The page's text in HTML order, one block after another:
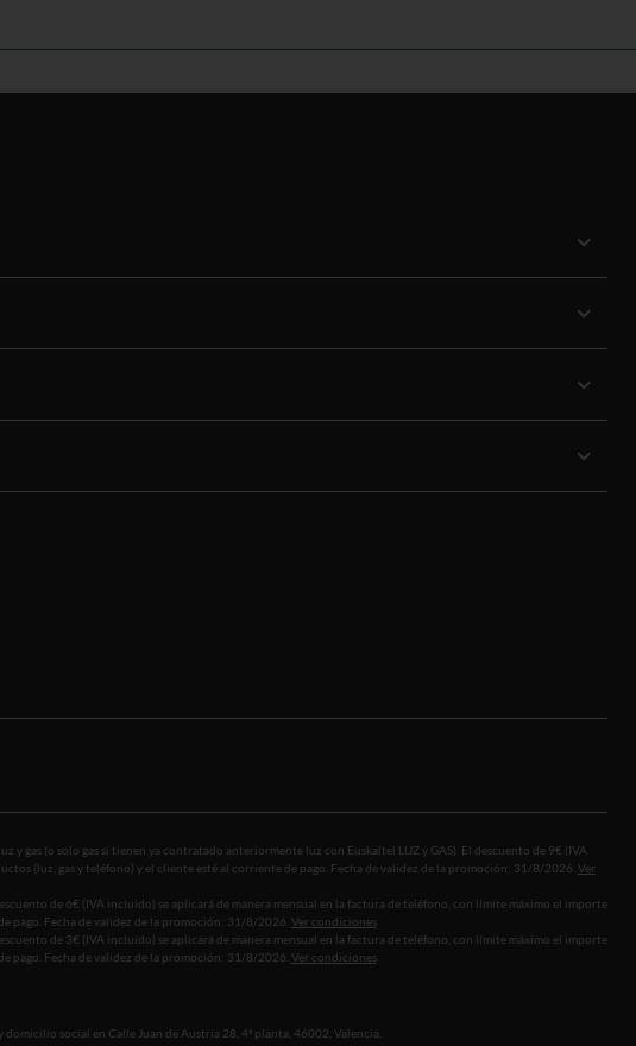
(o solo gas si tienen ya contratado anteriormente luz con Euskaltel LUZ y GAS). El descuento de 9€ (IVA
(luz, gas y teléfono) y el cliente esté al corriente de pago. Fecha de validez de la promoción: 31/8/2026. Ver
de 6€ (IVA incluido) se aplicará de manera mensual en la factura de teléfono, con límite máximo el importe
pago. Fecha de validez de la promoción: 31/8/2026. Ver condiciones
de 3€ (IVA incluido) se aplicará de manera mensual en la factura de teléfono, con límite máximo el importe
pago. Fecha de validez de la promoción: 31/8/2026. Ver condiciones
social en Calle Juan de Austria 28, 4ª planta, 46002, Valencia.